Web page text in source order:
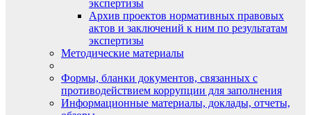
экспертизы
Архив проектов нормативных правовых
актов и заключений к ним по результатам
экспертизы
Методические материалы
Формы, бланки документов, связанных с
противодействием коррупции для заполнения
Информационные материалы, доклады, отчеты,